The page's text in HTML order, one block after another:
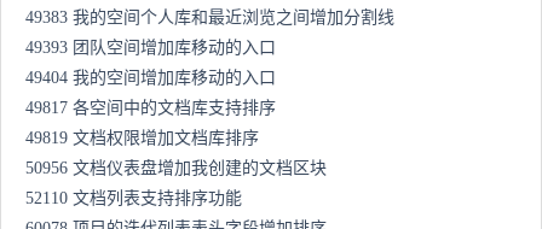
49383 我的空间个人库和最近浏览之间增加分割线
49393 团队空间增加库移动的入口
49404 我的空间增加库移动的入口
49817 各空间中的文档库支持排序
49819 文档权限增加文档库排序
50956 文档仪表盘增加我创建的文档区块
52110 文档列表支持排序功能